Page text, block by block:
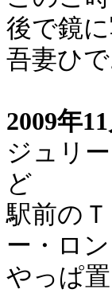
後で鏡
吾妻ひ
2009年
ジュリ
ど
駅前の
ー・ロ
やっぱ